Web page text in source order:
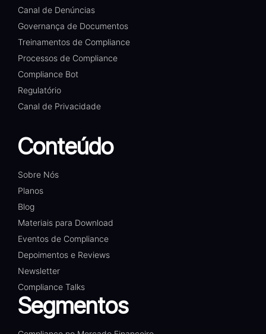
Canal de Denúncias
Governança de Documentos
Treinamentos de Compliance
Processos de Compliance
Compliance Bot
Regulatório
Canal de Privacidade
Conteúdo
Sobre Nós
Planos
Blog
Materiais para Download
Eventos de Compliance
Depoimentos e Reviews
Newsletter
Compliance Talks
Segmentos